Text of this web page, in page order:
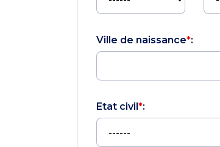
Ville de naissance*:
Etat civil*: